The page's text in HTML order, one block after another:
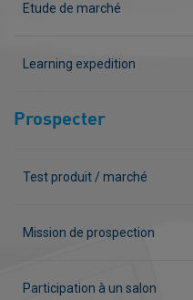
Etude de marché
Learning expedition
Prospecter
Test produit / marché
Mission de prospection
Participation à un salon